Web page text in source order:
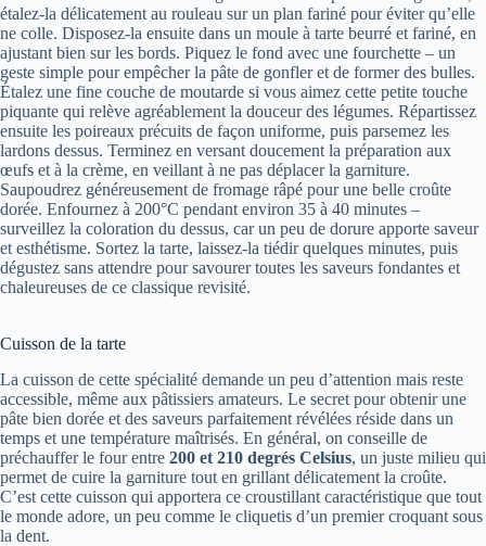
étalez-la délicatement au rouleau sur un plan fariné pour éviter qu’elle
ne colle. Disposez-la ensuite dans un moule à tarte beurré et fariné, en
ajustant bien sur les bords. Piquez le fond avec une fourchette – un
geste simple pour empêcher la pâte de gonfler et de former des bulles.
Étalez une fine couche de moutarde si vous aimez cette petite touche
piquante qui relève agréablement la douceur des légumes. Répartissez
ensuite les poireaux précuits de façon uniforme, puis parsemez les
lardons dessus. Terminez en versant doucement la préparation aux
œufs et à la crème, en veillant à ne pas déplacer la garniture.
Saupoudrez généreusement de fromage râpé pour une belle croûte
dorée. Enfournez à 200°C pendant environ 35 à 40 minutes –
surveillez la coloration du dessus, car un peu de dorure apporte saveur
et esthétisme. Sortez la tarte, laissez-la tiédir quelques minutes, puis
dégustez sans attendre pour savourer toutes les saveurs fondantes et
chaleureuses de ce classique revisité.
Cuisson de la tarte
La cuisson de cette spécialité demande un peu d’attention mais reste
accessible, même aux pâtissiers amateurs. Le secret pour obtenir une
pâte bien dorée et des saveurs parfaitement révélées réside dans un
temps et une température maîtrisés. En général, on conseille de
préchauffer le four entre 200 et 210 degrés Celsius, un juste milieu qui
permet de cuire la garniture tout en grillant délicatement la croûte.
C’est cette cuisson qui apportera ce croustillant caractéristique que tout
le monde adore, un peu comme le cliquetis d’un premier croquant sous
la dent.